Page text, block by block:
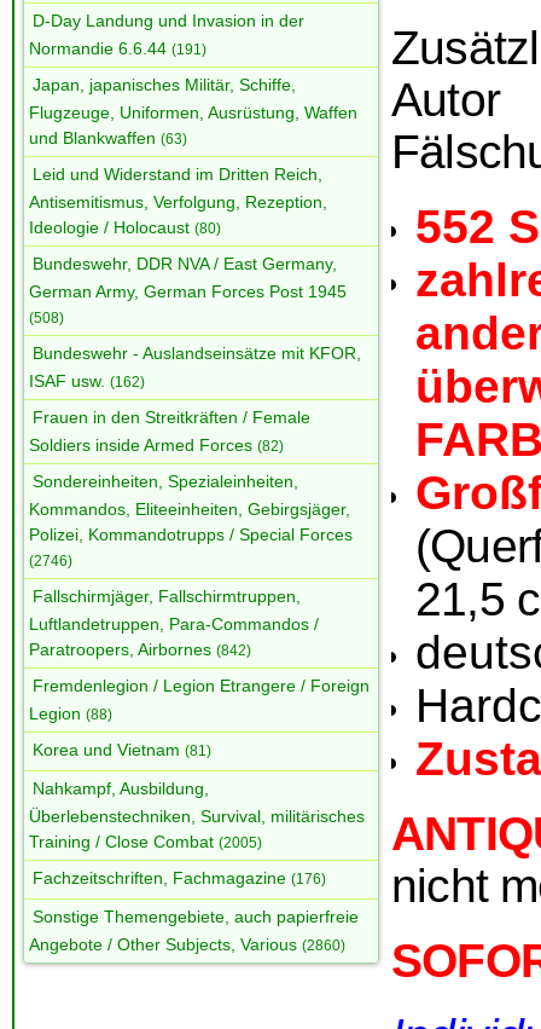
D-Day Landung und Invasion in der
Normandie 6.6.44 (191)
Japan, japanisches Militär, Schiffe,
Flugzeuge, Uniformen, Ausrüstung, Waffen
und Blankwaffen (63)
Leid und Widerstand im Dritten Reich,
Antisemitismus, Verfolgung, Rezeption,
Ideologie / Holocaust (80)
Bundeswehr, DDR NVA / East Germany,
German Army, German Forces Post 1945
(508)
Bundeswehr - Auslandseinsätze mit KFOR,
ISAF usw. (162)
Frauen in den Streitkräften / Female
Soldiers inside Armed Forces (82)
Sondereinheiten, Spezialeinheiten,
Kommandos, Eliteeinheiten, Gebirgsjäger,
Polizei, Kommandotrupps / Special Forces
(2746)
Fallschirmjäger, Fallschirmtruppen,
Luftlandetruppen, Para-Commandos /
Paratroopers, Airbornes (842)
Fremdenlegion / Legion Etrangere / Foreign
Legion (88)
Korea und Vietnam (81)
Nahkampf, Ausbildung,
Überlebenstechniken, Survival, militärisches
Training / Close Combat (2005)
Fachzeitschriften, Fachmagazine (176)
Sonstige Themengebiete, auch papierfreie
Angebote / Other Subjects, Various (2860)
552
21,5
nicht